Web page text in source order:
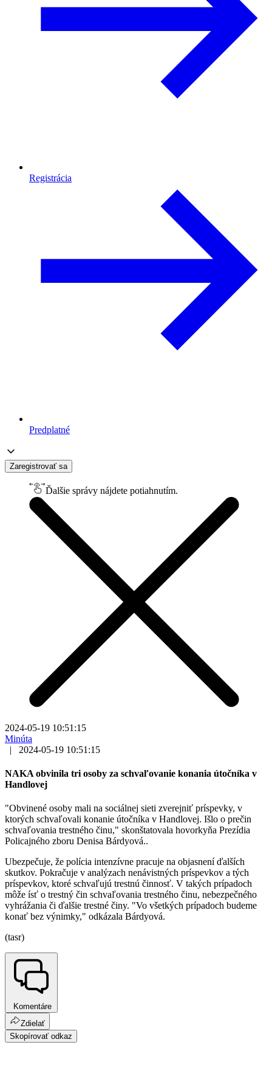
Registrácia
Predplatné
Zaregistrovať sa
Ďalšie správy nájdete potiahnutím.
2024-05-19 10:51:15
Minúta
|
2024-05-19 10:51:15
NAKA obvinila tri osoby za schvaľovanie konania útočníka v
Handlovej
"Obvinené osoby mali na sociálnej sieti zverejniť príspevky, v
ktorých schvaľovali konanie útočníka v Handlovej. Išlo o prečin
schvaľovania trestného činu," skonštatovala hovorkyňa Prezídia
Policajného zboru Denisa Bárdyová..
Ubezpečuje, že polícia intenzívne pracuje na objasnení ďalších
skutkov. Pokračuje v analýzach nenávistných príspevkov a tých
príspevkov, ktoré schvaľujú trestnú činnosť. V takých prípadoch
môže ísť o trestný čin schvaľovania trestného činu, nebezpečného
vyhrážania či ďalšie trestné činy. "Vo všetkých prípadoch budeme
konať bez výnimky," odkázala Bárdyová.
(tasr)
Komentáre
Zdielať
Skopírovať odkaz